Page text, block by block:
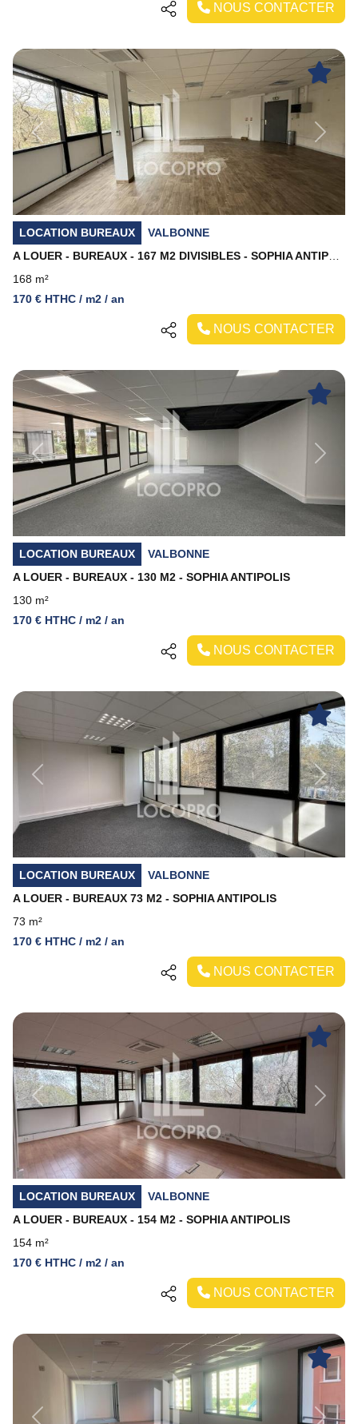
NOUS CONTACTER
Previous Next
LOCATION BUREAUX
VALBONNE
168 m²
170 € HTHC / m2 / an
NOUS CONTACTER
Previous Next
LOCATION BUREAUX
VALBONNE
A LOUER - BUREAUX - 130 M2 - SOPHIA ANTIPOLIS
130 m²
170 € HTHC / m2 / an
NOUS CONTACTER
Previous Next
LOCATION BUREAUX
VALBONNE
A LOUER - BUREAUX 73 M2 - SOPHIA ANTIPOLIS
73 m²
170 € HTHC / m2 / an
NOUS CONTACTER
Previous Next
LOCATION BUREAUX
VALBONNE
A LOUER - BUREAUX - 154 M2 - SOPHIA ANTIPOLIS
154 m²
170 € HTHC / m2 / an
NOUS CONTACTER